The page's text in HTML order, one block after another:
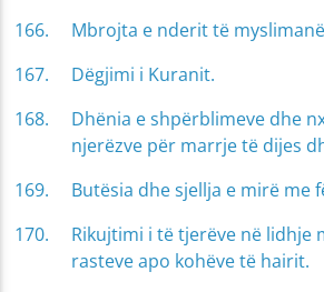
Mbrojta e nderit të
Dëgjimi i Kuranit.
Dhënia e shpërblimeve dhe
njerëzve për marrje të dijes
Butësia dhe sjellja e mirë me
Rikujtimi i të tjerëve në lidhje
rasteve apo kohëve të hairit.